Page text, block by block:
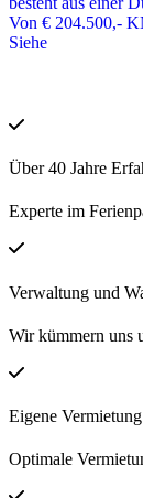
Von € 204.500,-
Siehe
Über 40 Jahre
Experte im
Verwaltung und
Wir kümmern uns
Eigene Vermietung
Optimale